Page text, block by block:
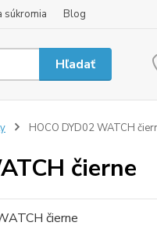
súkromia Blog
Hľadať
HOCO DYD02 WATCH
čierne